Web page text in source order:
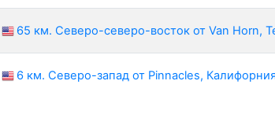
65 км. Северо-северо-восток от Van Horn,
6 км. Северо-запад от Pinnacles,